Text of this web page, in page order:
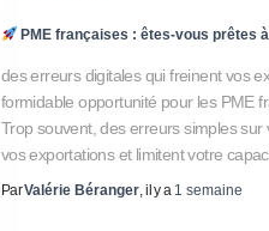
PME françaises : êtes-vous prêtes
des erreurs digitales qui freinent vos
formidable opportunité pour les PME
Trop souvent, des erreurs simples
vos exportations et limitent votre
ParValérie Béranger, il y a 1 semaine